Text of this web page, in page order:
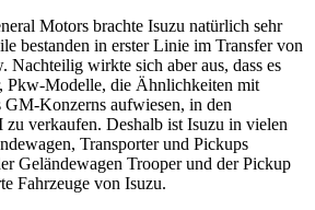
Motors brachte Isuzu natürlich sehr
bestanden in erster Linie im Transfer von
wirkte sich aber aus, dass es
Pkw-Modelle, die Ähnlichkeiten mit
GM-Konzerns aufwiesen, in den
verkaufen. Deshalb ist Isuzu in vielen
Transporter und Pickups
Geländewagen Trooper und der Pickup
Fahrzeuge von Isuzu.